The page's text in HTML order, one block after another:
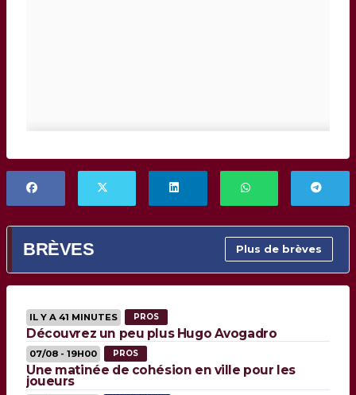
BRÈVES Plus de brèves
IL Y A 41 MINUTES PROS
Découvrez un peu plus Hugo Avogadro
07/08 - 19H00 PROS
Une matinée de cohésion en ville pour les
joueurs